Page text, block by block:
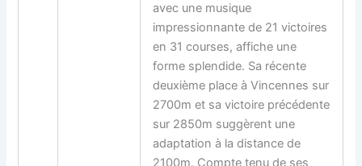
avec une musique
impressionnante de 21 victoires
en 31 courses, affiche une
forme splendide. Sa récente
deuxième place à Vincennes sur
2700m et sa victoire précédente
sur 2850m suggèrent une
adaptation à la distance de
2100m. Compte tenu de ses